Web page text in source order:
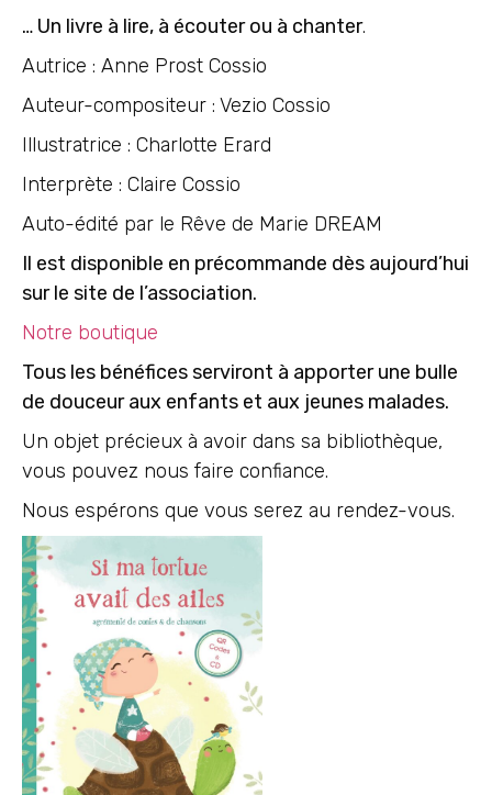
… Un livre à lire, à écouter ou à chanter.
Autrice : Anne Prost Cossio
Auteur-compositeur : Vezio Cossio
Illustratrice : Charlotte Erard
Interprète : Claire Cossio
Auto-édité par le Rêve de Marie DREAM
Il est disponible en précommande dès aujourd’hui
sur le site de l’association.
Notre boutique
Tous les bénéfices serviront à apporter une bulle
de douceur aux enfants et aux jeunes malades.
Un objet précieux à avoir dans sa bibliothèque,
vous pouvez nous faire confiance.
Nous espérons que vous serez au rendez-vous.